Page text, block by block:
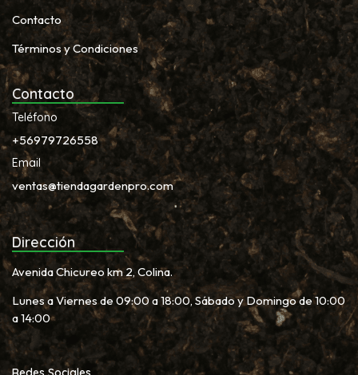
Contacto
Términos y Condiciones
Contacto
Teléfono
+56979726558
Email
ventas@tiendagardenpro.com
Dirección
Avenida Chicureo km 2, Colina.
Lunes a Viernes de 09:00 a 18:00, Sábado y Domingo de 10:00
a 14:00